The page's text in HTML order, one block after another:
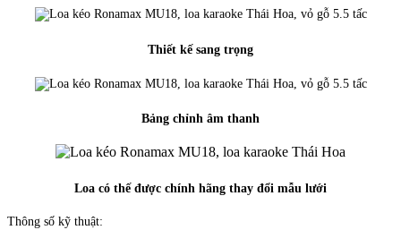
Thiết kế sang trọng
Bảng chỉnh âm thanh
Loa có thế được chính hãng thay đổi mẫu lưới
Thông số kỹ thuật: